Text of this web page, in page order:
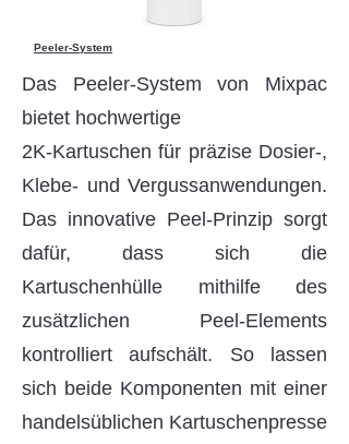
Peeler-System
Das Peeler-System von Mixpac
bietet hochwertige
2K-Kartuschen für präzise Dosier-,
Klebe- und Vergussanwendungen.
Das innovative Peel-Prinzip sorgt
dafür, dass sich die
Kartuschenhülle mithilfe des
zusätzlichen Peel-Elements
kontrolliert aufschält. So lassen
sich beide Komponenten mit einer
handelsüblichen Kartuschenpresse